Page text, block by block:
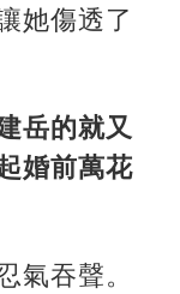
她傷透了
岳的就又
婚前萬花
氣吞聲。